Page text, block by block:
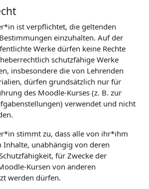
ist verpflichtet, die geltenden
einzuhalten. Auf der
Werke dürfen keine Rechte
schutzfähige Werke
insbesondere die von Lehrenden
dürfen grundsätzlich nur für
des Moodle-Kurses (z. B. zur
verwendet und nicht
stimmt zu, dass alle von ihr*ihm
Inhalte, unabhängig von deren
für Zwecke der
Kursen von anderen
werden dürfen.